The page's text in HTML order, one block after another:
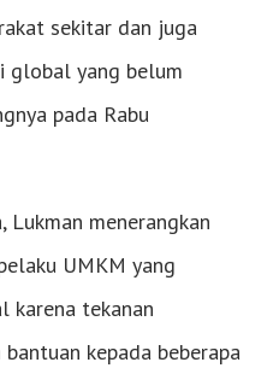
sekitar dan juga
global yang belum
pada Rabu
Lukman menerangkan
UMKM yang
karena tekanan
kepada beberapa